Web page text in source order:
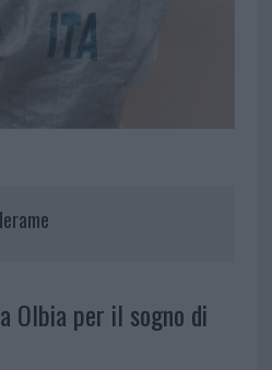
Olbia per il sogno di